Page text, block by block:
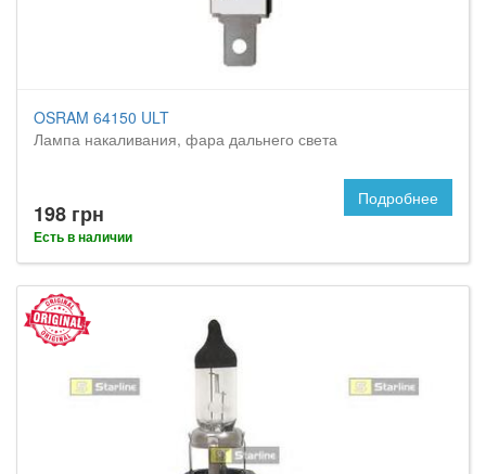
OSRAM 64150 ULT
Лампа накаливания, фара дальнего света
198 грн
Есть в наличии
Подробнее